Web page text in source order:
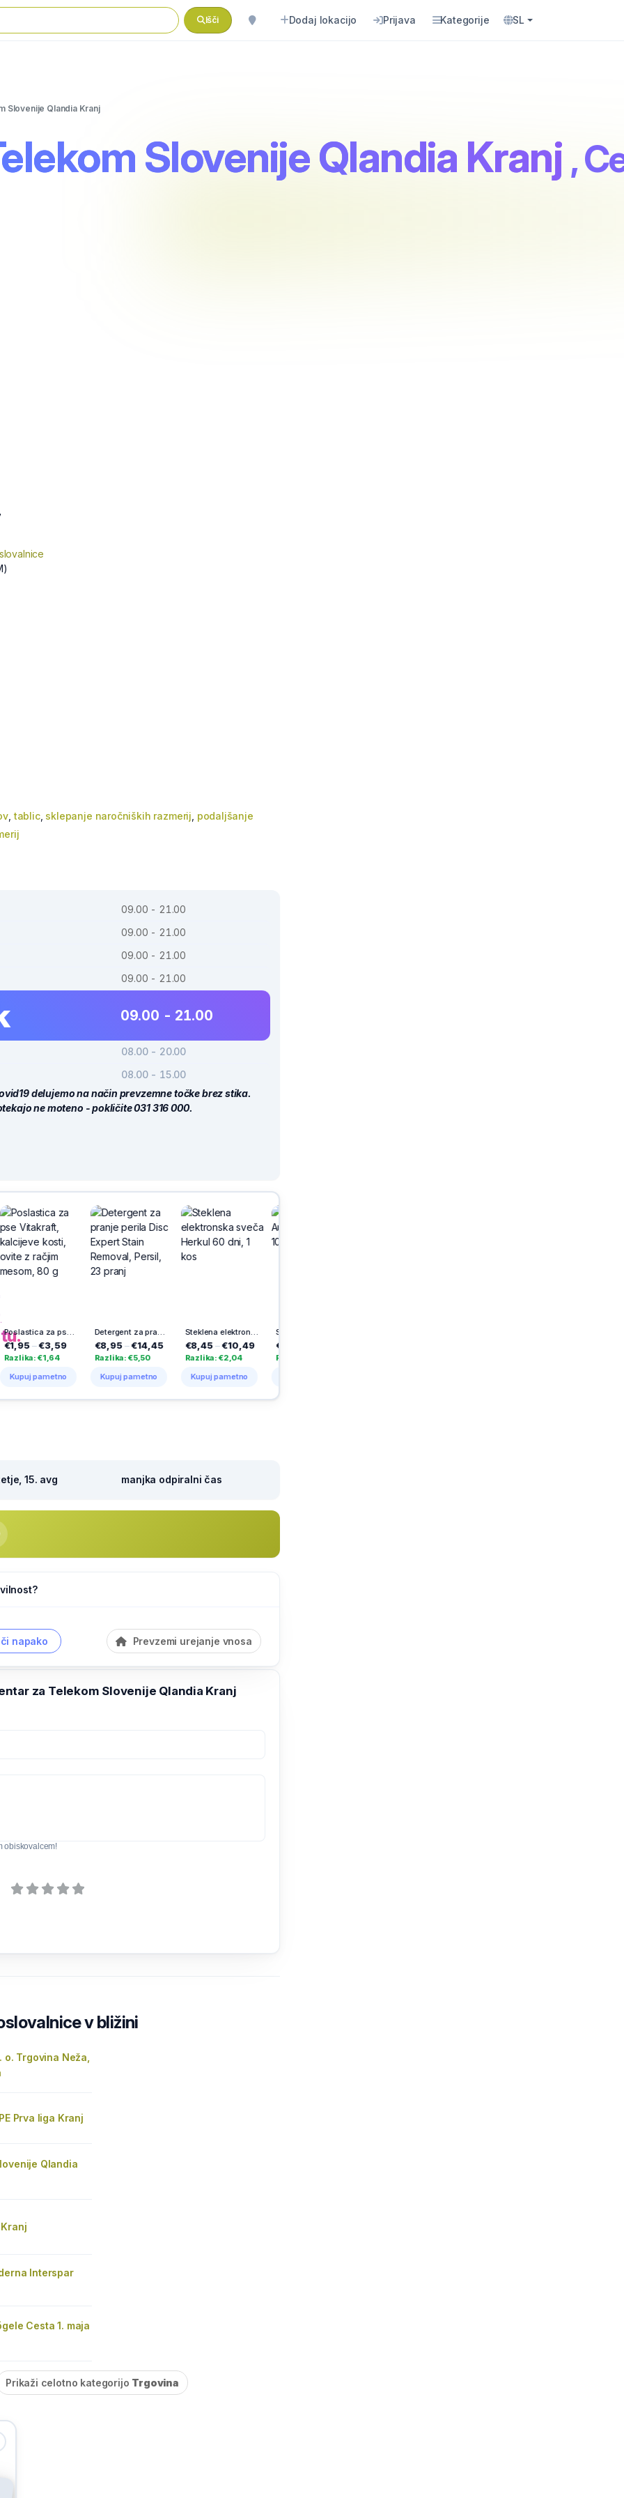
Išči Dodaj lokacijo Prijava Kategorije SL
Slovenije Qlandia Kranj
Slovenije Qlandia Kranj ,
,tablic, sklepanje naročniških razmerij podaljšanje
09.00 - 21.00
09.00 - 21.00
09.00 - 21.00
09.00 - 21.00
09.00 - 21.00
08.00 - 20.00
08.00 - 15.00
delujemo na način prevzemne točke brez stika.
ne moteno - pokličite 031 316 000.
Poslastica za pse Vitakraft, kalcijeve kosti, ovite z račjim mesom, 80 g Detergent za pranje perila Disc Expert Stain Removal, Persil, 23 pranj
€8,95 €14,45
Razlika: €5,50
Kupuj pametno
Steklena elektronska sveča Herkul 60 dni, 1 kos
€8,45 €10,49
Razlika: €2,04
Kupuj pametno
€23,99 €25,49
Razlika: €1,50
Kupuj pametno
15. avg manjka odpiralni čas
napako Prevzemi urejanje vnosa
za Telekom Slovenije Qlandia Kranj
obiskovalcem!
v bližini
o. Trgovina Neža,
Prva liga Kranj
Qlandia
Interspar
Cesta 1. maja
Prikaži celotno kategorijo Trgovina